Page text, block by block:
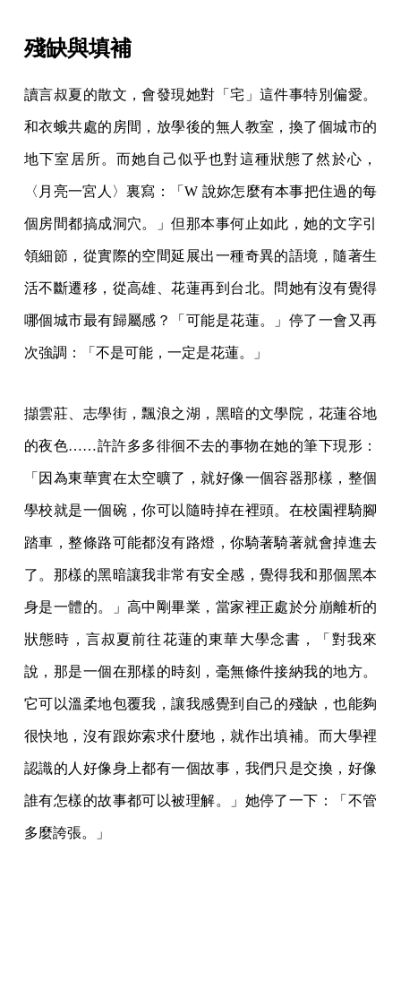
殘缺與填補
讀言叔夏的散文，會發現她對「宅」這件事特別偏愛。
和衣蛾共處的房間，放學後的無人教室，換了個城市的
地下室居所。而她自己似乎也對這種狀態了然於心，
〈月亮一宮人〉裏寫：「W 說妳怎麼有本事把住過的每
個房間都搞成洞穴。」但那本事何止如此，她的文字引
領細節，從實際的空間延展出一種奇異的語境，隨著生
活不斷遷移，從高雄、花蓮再到台北。問她有沒有覺得
哪個城市最有歸屬感？「可能是花蓮。」停了一會又再
次強調：「不是可能，一定是花蓮。」
擷雲莊、志學街，飄浪之湖，黑暗的文學院，花蓮谷地
的夜色……許許多多徘徊不去的事物在她的筆下現形：
「因為東華實在太空曠了，就好像一個容器那樣，整個
學校就是一個碗，你可以隨時掉在裡頭。在校園裡騎腳
踏車，整條路可能都沒有路燈，你騎著騎著就會掉進去
了。那樣的黑暗讓我非常有安全感，覺得我和那個黑本
身是一體的。」高中剛畢業，當家裡正處於分崩離析的
狀態時，言叔夏前往花蓮的東華大學念書，「對我來
說，那是一個在那樣的時刻，毫無條件接納我的地方。
它可以溫柔地包覆我，讓我感覺到自己的殘缺，也能夠
很快地，沒有跟妳索求什麼地，就作出填補。而大學裡
認識的人好像身上都有一個故事，我們只是交換，好像
誰有怎樣的故事都可以被理解。」她停了一下：「不管
多麼誇張。」